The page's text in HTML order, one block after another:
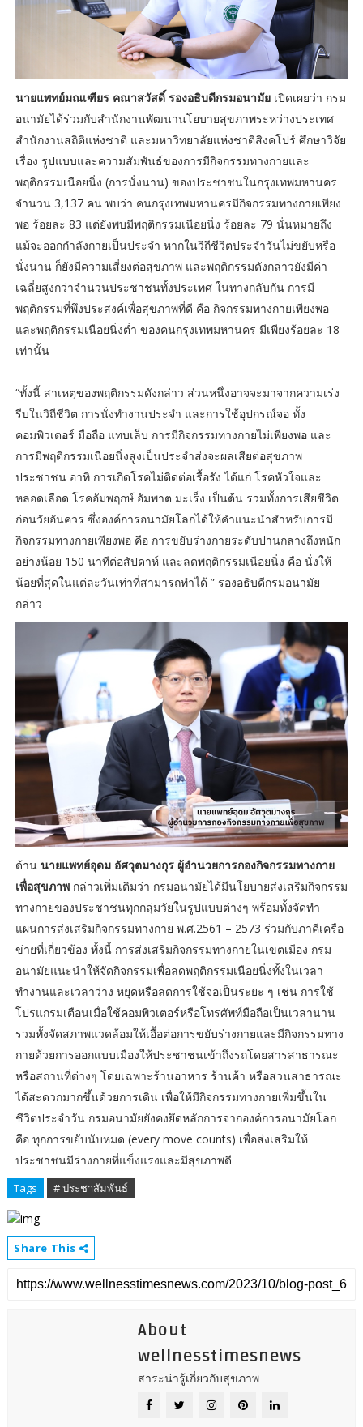
นายแพทย์มณเฑียร คณาสวัสดิ์ รองอธิบดีกรมอนามัย เปิดเผยว่า กรม
อนามัยได้ร่วมกับสำนักงานพัฒนานโยบายสุขภาพระหว่างประเทศ
สำนักงานสถิติแห่งชาติ และมหาวิทยาลัยแห่งชาติสิงคโปร์ ศึกษาวิจัย
เรื่อง รูปแบบและความสัมพันธ์ของการมีกิจกรรมทางกายและ
พฤติกรรมเนือยนิ่ง (การนั่งนาน) ของประชาชนในกรุงเทพมหานคร
จำนวน 3,137 คน พบว่า คนกรุงเทพมหานครมีกิจกรรมทางกายเพียง
พอ ร้อยละ 83 แต่ยังพบมีพฤติกรรมเนือยนิ่ง ร้อยละ 79 นั่นหมายถึง
แม้จะออกกำลังกายเป็นประจำ หากในวิถีชีวิตประจำวันไม่ขยับหรือ
นั่งนาน ก็ยังมีความเสี่ยงต่อสุขภาพ และพฤติกรรมดังกล่าวยังมีค่า
เฉลี่ยสูงกว่าจำนวนประชาชนทั้งประเทศ ในทางกลับกัน การมี
พฤติกรรมที่พึงประสงค์เพื่อสุขภาพที่ดี คือ กิจกรรมทางกายเพียงพอ
และพฤติกรรมเนือยนิ่งต่ำ ของคนกรุงเทพมหานคร มีเพียงร้อยละ 18
เท่านั้น
“ทั้งนี้ สาเหตุของพฤติกรรมดังกล่าว ส่วนหนึ่งอาจจะมาจากความเร่ง
รีบในวิถีชีวิต การนั่งทำงานประจำ และการใช้อุปกรณ์จอ ทั้ง
คอมพิวเตอร์ มือถือ แทบเล็บ การมีกิจกรรมทางกายไม่เพียงพอ และ
การมีพฤติกรรมเนือยนิ่งสูงเป็นประจำส่งจะผลเสียต่อสุขภาพ
ประชาชน อาทิ การเกิดโรคไม่ติดต่อเรื้อรัง ได้แก่ โรคหัวใจและ
หลอดเลือด โรคอัมพฤกษ์ อัมพาต มะเร็ง เป็นต้น รวมทั้งการเสียชีวิต
ก่อนวัยอันควร ซึ่งองค์การอนามัยโลกได้ให้คำแนะนำสำหรับการมี
กิจกรรมทางกายเพียงพอ คือ การขยับร่างกายระดับปานกลางถึงหนัก
อย่างน้อย 150 นาทีต่อสัปดาห์ และลดพฤติกรรมเนือยนิ่ง คือ นั่งให้
น้อยที่สุดในแต่ละวันเท่าที่สามารถทำได้ ” รองอธิบดีกรมอนามัย
กล่าว
ด้าน นายแพทย์อุดม อัศวุตมางกุร ผู้อำนวยการกองกิจกรรมทางกาย
เพื่อสุขภาพกล่าวเพิ่มเติมว่า กรมอนามัยได้มีนโยบายส่งเสริมกิจกรรม
ทางกายของประชาชนทุกกลุ่มวัยในรูปแบบต่างๆ พร้อมทั้งจัดทำ
แผนการส่งเสริมกิจกรรมทางกาย พ.ศ.2561 – 2573 ร่วมกับภาคีเครือ
ข่ายที่เกี่ยวข้อง ทั้งนี้ การส่งเสริมกิจกรรมทางกายในเขตเมือง กรม
อนามัยแนะนำให้จัดกิจกรรมเพื่อลดพฤติกรรมเนือยนิ่งทั้งในเวลา
ทำงานและเวลาว่าง หยุดหรือลดการใช้จอเป็นระยะ ๆ เช่น การใช้
โปรแกรมเตือนเมื่อใช้คอมพิวเตอร์หรือโทรศัพท์มือถือเป็นเวลานาน
รวมทั้งจัดสภาพแวดล้อมให้เอื้อต่อการขยับร่างกายและมีกิจกรรมทาง
กายด้วยการออกแบบเมืองให้ประชาชนเข้าถึงรถโดยสารสาธารณะ
หรือสถานที่ต่างๆ โดยเฉพาะร้านอาหาร ร้านค้า หรือสวนสาธารณะ
ได้สะดวกมากขึ้นด้วยการเดิน เพื่อให้มีกิจกรรมทางกายเพิ่มขึ้นใน
ชีวิตประจำวัน กรมอนามัยยังคงยึดหลักการจากองค์การอนามัยโลก
คือ ทุกการขยับนับหมด (every move counts) เพื่อส่งเสริมให้
ประชาชนมีร่างกายที่แข็งแรงและมีสุขภาพดี
Tags # ประชาสัมพันธ์
Share This
About
wellnesstimesnews
สาระน่ารู้เกี่ยวกับสุขภาพ